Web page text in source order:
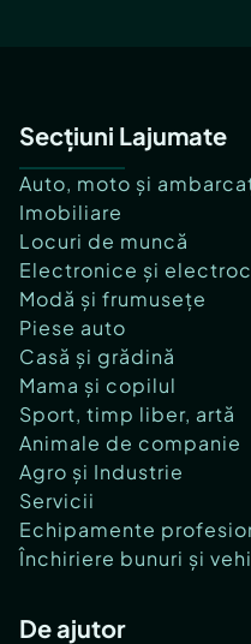
Secțiuni Lajumate
Auto, moto și
Imobiliare
Locuri de muncă
Electronice și
Modă și frumusețe
Piese auto
Casă și grădină
Mama și copilul
Sport, timp liber, artă
Animale de companie
Agro și Industrie
Servicii
Echipamente
Închiriere bunuri și
De ajutor